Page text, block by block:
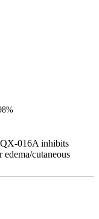
016A inhibits
cutaneous